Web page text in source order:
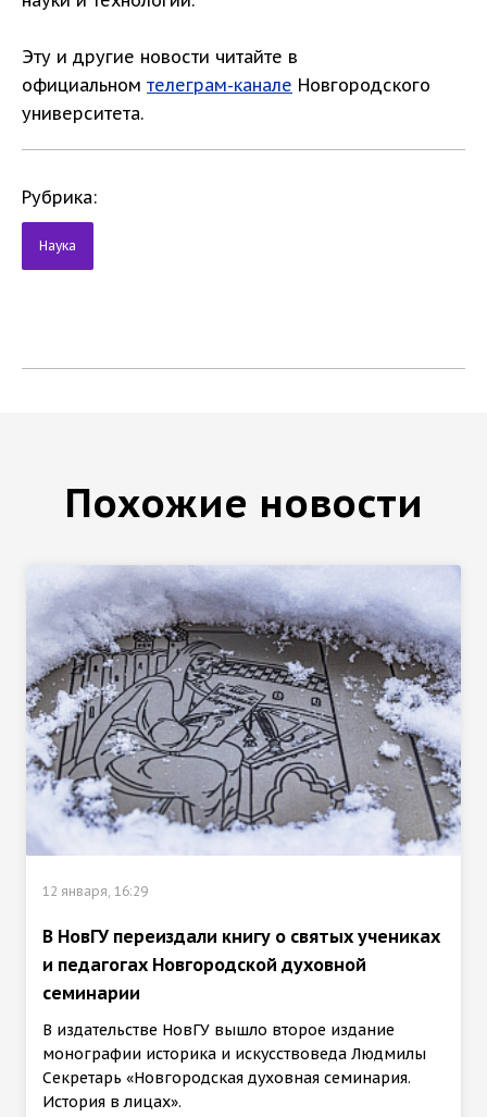
Эту и другие новости читайте в
официальном телеграм-канале Новгородского
университета.
Рубрика:
Наука
Похожие новости
12 января, 16:29
В НовГУ переиздали книгу о святых учениках
и педагогах Новгородской духовной
семинарии
В издательстве НовГУ вышло второе издание
монографии историка и искусствоведа Людмилы
Секретарь «Новгородская духовная семинария.
История в лицах».